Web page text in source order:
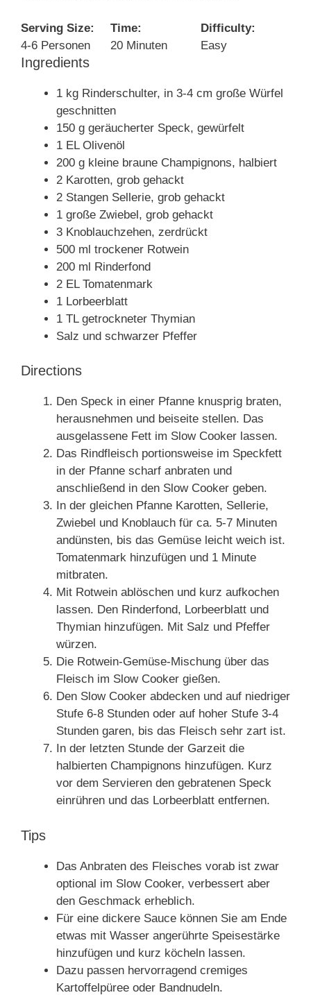
Serving Size:
4-6 Personen
Time:
20 Minuten
Difficulty:
Easy
Ingredients
1 kg Rinderschulter, in 3-4 cm große Würfel
geschnitten
150 g geräucherter Speck, gewürfelt
1 EL Olivenöl
200 g kleine braune Champignons, halbiert
2 Karotten, grob gehackt
2 Stangen Sellerie, grob gehackt
1 große Zwiebel, grob gehackt
3 Knoblauchzehen, zerdrückt
500 ml trockener Rotwein
200 ml Rinderfond
2 EL Tomatenmark
1 Lorbeerblatt
1 TL getrockneter Thymian
Salz und schwarzer Pfeffer
Directions
Den Speck in einer Pfanne knusprig braten,
herausnehmen und beiseite stellen. Das
ausgelassene Fett im Slow Cooker lassen.
Das Rindfleisch portionsweise im Speckfett
in der Pfanne scharf anbraten und
anschließend in den Slow Cooker geben.
In der gleichen Pfanne Karotten, Sellerie,
Zwiebel und Knoblauch für ca. 5-7 Minuten
andünsten, bis das Gemüse leicht weich ist.
Tomatenmark hinzufügen und 1 Minute
mitbraten.
Mit Rotwein ablöschen und kurz aufkochen
lassen. Den Rinderfond, Lorbeerblatt und
Thymian hinzufügen. Mit Salz und Pfeffer
würzen.
Die Rotwein-Gemüse-Mischung über das
Fleisch im Slow Cooker gießen.
Den Slow Cooker abdecken und auf niedriger
Stufe 6-8 Stunden oder auf hoher Stufe 3-4
Stunden garen, bis das Fleisch sehr zart ist.
In der letzten Stunde der Garzeit die
halbierten Champignons hinzufügen. Kurz
vor dem Servieren den gebratenen Speck
einrühren und das Lorbeerblatt entfernen.
Tips
Das Anbraten des Fleisches vorab ist zwar
optional im Slow Cooker, verbessert aber
den Geschmack erheblich.
Für eine dickere Sauce können Sie am Ende
etwas mit Wasser angerührte Speisestärke
hinzufügen und kurz köcheln lassen.
Dazu passen hervorragend cremiges
Kartoffelpüree oder Bandnudeln.